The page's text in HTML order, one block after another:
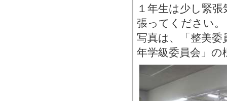
１年生は少し緊
張ってください。
写真は、「整美委
年学級委員会」の